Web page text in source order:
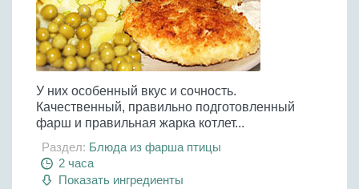
У них особенный вкус и сочность.
Качественный, правильно подготовленный
фарш и правильная жарка котлет...
Раздел: Блюда из фарша птицы
2 часа
Показать ингредиенты